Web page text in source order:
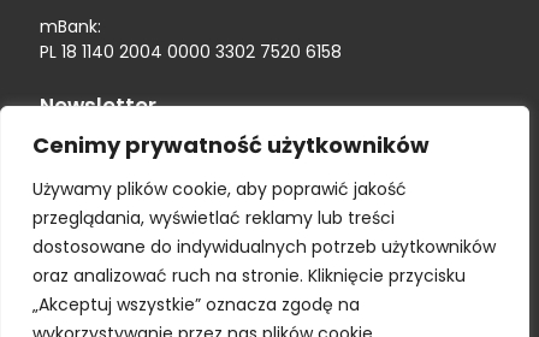
Cenimy prywatność użytkowników
Używamy plików cookie, aby poprawić jakość
przeglądania, wyświetlać reklamy lub treści
dostosowane do indywidualnych potrzeb użytkowników
oraz analizować ruch na stronie. Kliknięcie przycisku
„Akceptuj wszystkie” oznacza zgodę na
mBank:
PL 18 1140 2004 0000 3302 7520 6158
Newsletter